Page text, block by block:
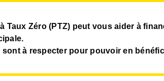
Taux Zéro (PTZ) peut vous aider à
à respecter pour pouvoir en